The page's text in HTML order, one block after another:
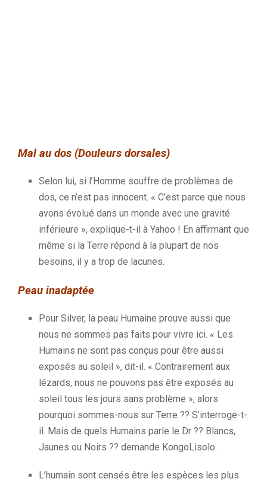
Mal au dos (Douleurs dorsales)
Selon lui, si l’Homme souffre de problèmes de
dos, ce n’est pas innocent. « C’est parce que nous
avons évolué dans un monde avec une gravité
inférieure », explique-t-il à Yahoo ! En affirmant que
même si la Terre répond à la plupart de nos
besoins, il y a trop de lacunes.
Peau inadaptée
Pour Silver, la peau Humaine prouve aussi que
nous ne sommes pas faits pour vivre ici. « Les
Humains ne sont pas conçus pour être aussi
exposés au soleil », dit-il. « Contrairement aux
lézards, nous ne pouvons pas être exposés au
soleil tous les jours sans problème »; alors
pourquoi sommes-nous sur Terre ?? S’interroge-t-
il. Mais de quels Humains parle le Dr ?? Blancs,
Jaunes ou Noirs ?? demande KongoLisolo.
L’humain sont censés être les espèces les plus